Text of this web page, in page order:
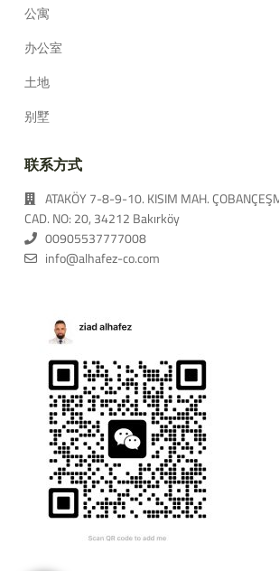
公寓
办公室
土地
别墅
联系方式
ATAKÖY 7-8-9-10. KISIM MAH.
CAD. NO: 20, 34212 Bakırköy
00905537777008
info@alhafez-co.com